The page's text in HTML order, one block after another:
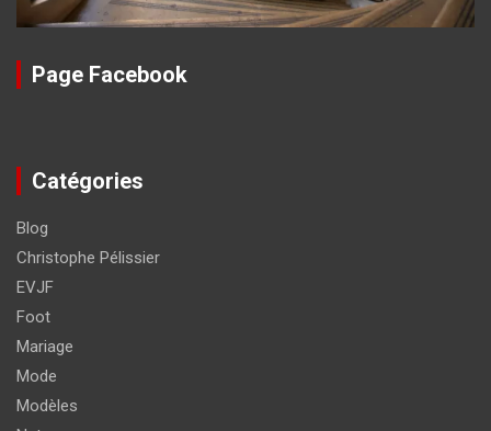
Page Facebook
Catégories
Blog
Christophe Pélissier
EVJF
Foot
Mariage
Mode
Modèles